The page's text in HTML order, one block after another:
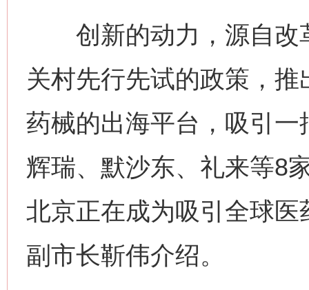
创新的动力，源自改革
关村先行先试的政策，
药械的出海平台，吸引
辉瑞、默沙东、礼来等8
北京正在成为吸引全球医
副市长靳伟介绍。